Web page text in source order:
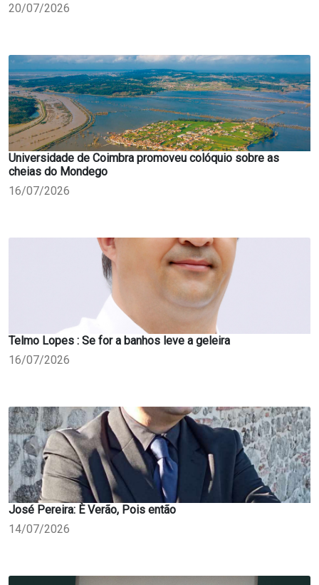
20/07/2026
Universidade de Coimbra promoveu colóquio sobre as
cheias do Mondego
16/07/2026
Telmo Lopes : Se for a banhos leve a geleira
16/07/2026
José Pereira: È Verão, Pois então
14/07/2026